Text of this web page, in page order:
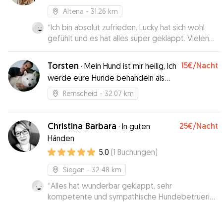
Altena - 31.26 km
“Ich bin absolut zufrieden. Lucky hat sich wohl
gefühlt und es hat alles super geklappt. Vielen
Dank. 😀”
Torsten · Mein Hund ist mir heilig, Ich
werde eure Hunde behandeln als
wären es meine.
15€/Nacht
Remscheid - 32.07 km
Christina Barbara · In guten
Händen
25€/Nacht
5.0 (1 Buchungen)
Siegen - 32.48 km
“Alles hat wunderbar geklappt, sehr
kompetente und sympathische Hundebetruerin.